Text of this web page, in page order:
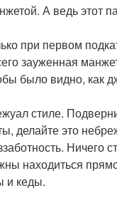
А ведь этот
при первом
зауженная
было видно, как
стиле.
делайте это
Ничего
находиться
и кеды.